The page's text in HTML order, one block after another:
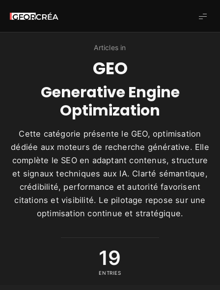
Studio
GforCréa
Articles in
GEO
Generative Engine
Optimization
Cette catégorie présente le GEO, optimisation
dédiée aux moteurs de recherche générative. Elle
complète le SEO en adaptant contenus, structure
et signaux techniques aux IA. Clarté sémantique,
crédibilité, performance et autorité favorisent
citations et visibilité. Le pilotage repose sur une
optimisation continue et stratégique.
19
ENTRIES